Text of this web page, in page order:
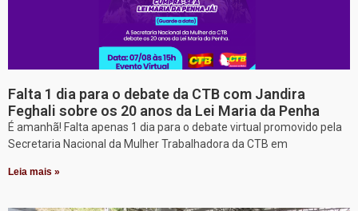
Falta 1 dia para o debate da CTB com Jandira
Feghali sobre os 20 anos da Lei Maria da Penha
É amanhã! Falta apenas 1 dia para o debate virtual promovido pela
Secretaria Nacional da Mulher Trabalhadora da CTB em
Leia mais »